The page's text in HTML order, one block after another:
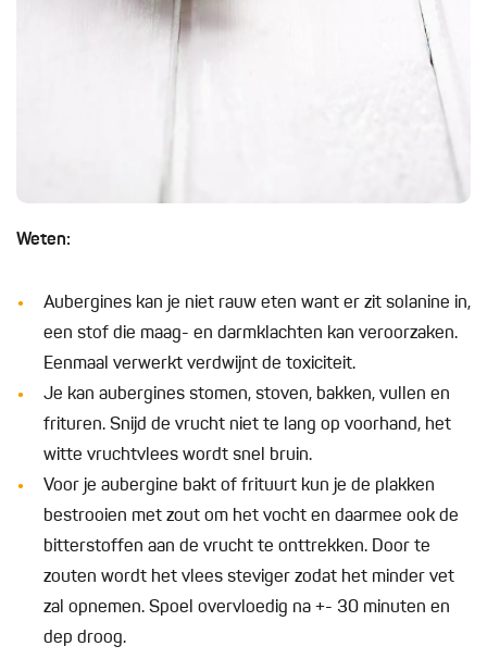
Weten:
Aubergines kan je niet rauw eten want er zit solanine in,
een stof die maag- en darmklachten kan veroorzaken.
Eenmaal verwerkt verdwijnt de toxiciteit.
Je kan aubergines stomen, stoven, bakken, vullen en
frituren. Snijd de vrucht niet te lang op voorhand, het
witte vruchtvlees wordt snel bruin.
Voor je aubergine bakt of frituurt kun je de plakken
bestrooien met zout om het vocht en daarmee ook de
bitterstoffen aan de vrucht te onttrekken. Door te
zouten wordt het vlees steviger zodat het minder vet
zal opnemen. Spoel overvloedig na +- 30 minuten en
dep droog.